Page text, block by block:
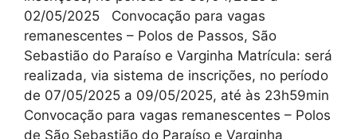
02/05/2025 Convocação para vagas
remanescentes – Polos de Passos, São
Sebastião do Paraíso e Varginha Matrícula: será
realizada, via sistema de inscrições, no período
de 07/05/2025 a 09/05/2025, até às 23h59min
Convocação para vagas remanescentes – Polos
de São Sebastião do Paraíso e Varginha